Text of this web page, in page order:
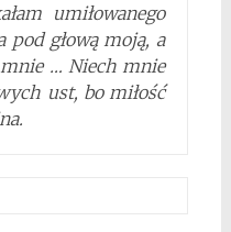
umiłowanego
głową moją, a
… Niech mnie
ust, bo miłość